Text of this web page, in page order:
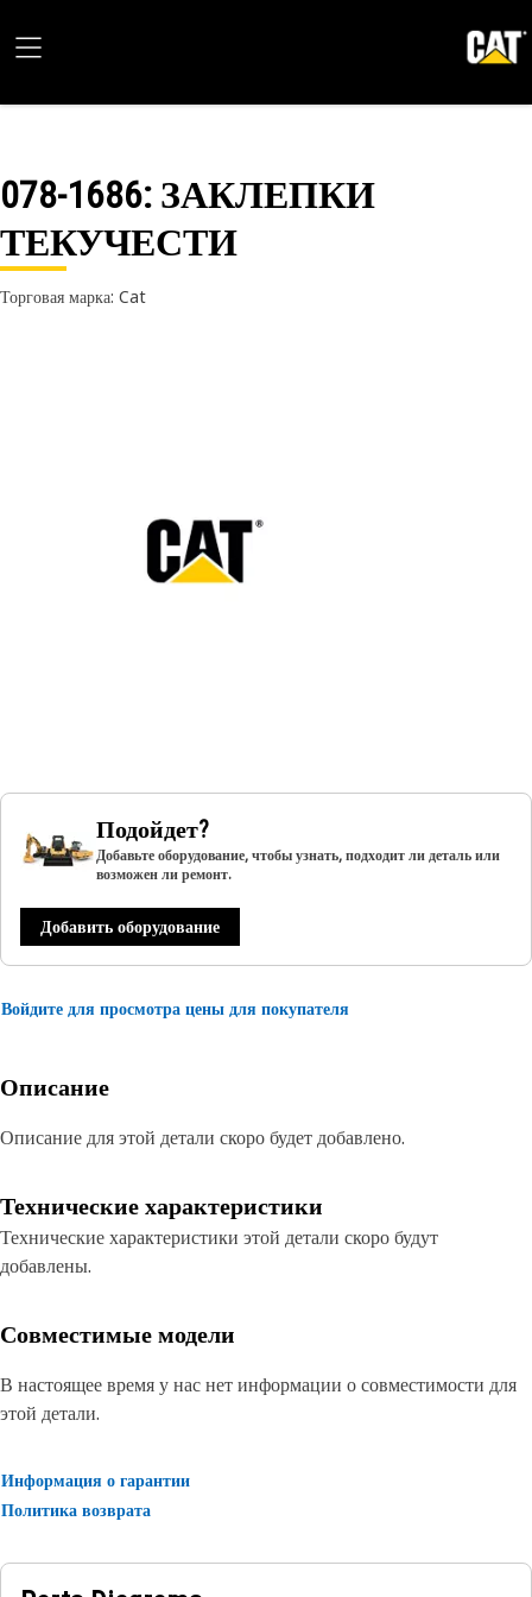
078-1686: ЗАКЛЕПКИ
ТЕКУЧЕСТИ
Торговая марка: Cat
Подойдет?
Добавьте оборудование, чтобы узнать, подходит ли деталь или
возможен ли ремонт.
Добавить оборудование
Войдите для просмотра цены для покупателя
Описание
Описание для этой детали скоро будет добавлено.
Технические характеристики
Технические характеристики этой детали скоро будут
добавлены.
Совместимые модели
В настоящее время у нас нет информации о совместимости для
этой детали.
Информация о гарантии
Политика возврата